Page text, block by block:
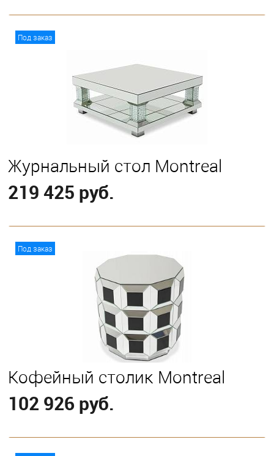
Под заказ
Журнальный стол Montreal
219 425 руб.
Под заказ
Кофейный столик Montreal
102 926 руб.